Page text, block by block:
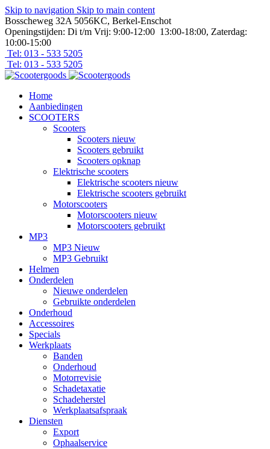
Skip to navigation Skip to main content
Bosscheweg 32A 5056KC, Berkel-Enschot
Openingstijden: Di t/m Vrij: 9:00-12:00 13:00-18:00, Zaterdag:
10:00-15:00
Tel: 013 - 533 5205
Tel: 013 - 533 5205
Home
Aanbiedingen
SCOOTERS
Scooters
Scooters nieuw
Scooters gebruikt
Scooters opknap
Elektrische scooters
Elektrische scooters nieuw
Elektrische scooters gebruikt
Motorscooters
Motorscooters nieuw
Motorscooters gebruikt
MP3
MP3 Nieuw
MP3 Gebruikt
Helmen
Onderdelen
Nieuwe onderdelen
Gebruikte onderdelen
Onderhoud
Accessoires
Specials
Werkplaats
Banden
Onderhoud
Motorrevisie
Schadetaxatie
Schadeherstel
Werkplaatsafspraak
Diensten
Export
Ophaalservice